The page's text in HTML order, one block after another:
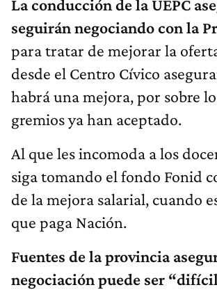
La conducción de la UEPC
seguirán negociando con la
para tratar de mejorar la
desde el Centro Cívico
habrá una mejora, por sobre
gremios ya han aceptado.
Al que les incomoda a los
siga tomando el fondo Fonid
de la mejora salarial, cuando
que paga Nación.
Fuentes de la provincia
negociación puede ser